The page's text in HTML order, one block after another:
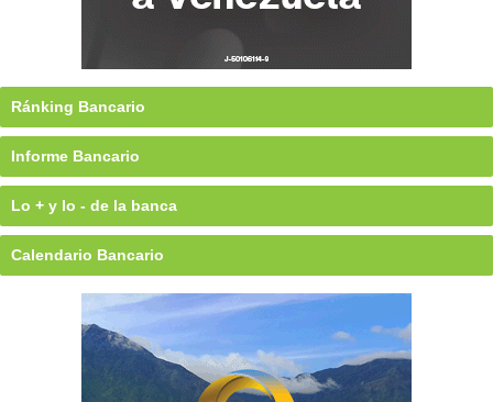
Ránking Bancario
Informe Bancario
Lo + y lo - de la banca
Calendario Bancario